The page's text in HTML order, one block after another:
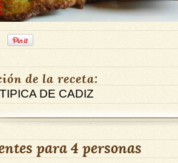
de la receta:
DE CADIZ
para4 personas